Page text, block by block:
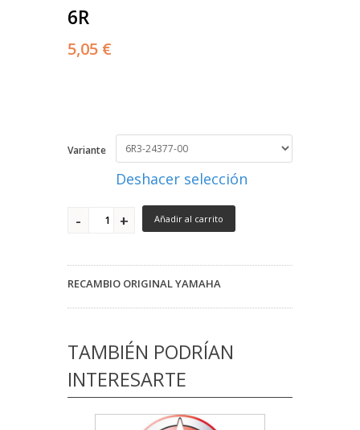
6R
5,05 €
Variante
Deshacer selección
Añadir al carrito
RECAMBIO ORIGINAL YAMAHA
TAMBIÉN PODRÍAN
INTERESARTE